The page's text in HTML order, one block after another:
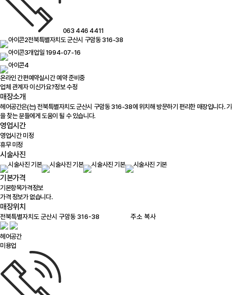
063 446 4411
전북특별자치도 군산시 구암동 316-38
개업일 1994-07-16
온라인 간편예약실시간 예약 준비중
업체 관계자 이신가요?정보 수정
매장소개
헤어공간은(는) 전북특별자치도 군산시 구암동 316-38에 위치해 방문하기 편리한 매장입니다.
을 찾는 분들에게 도움이 될 수 있습니다.
영업시간
영업시간 미정
휴무 미정
시술사진
기본가격
기본항목가격정보
가격 정보가 없습니다.
매장위치
주소 복사
헤어공간
미용업